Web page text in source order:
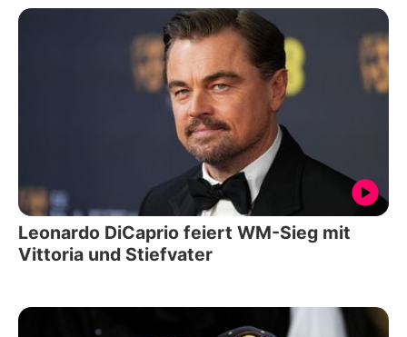
Leonardo DiCaprio feiert WM-Sieg mit
Vittoria und Stiefvater